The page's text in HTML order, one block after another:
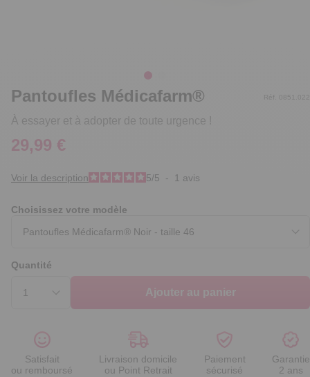
Pantoufles Médicafarm®
À essayer et à adopter de toute urgence !
Réf. 0851.022
29,99 €
Voir la description 5/5 - 1 avis
Choisissez votre modèle
Quantité
Ajouter au panier
Satisfait
ou remboursé
Livraison domicile
ou Point Retrait
Paiement
sécurisé
Garantie
2 ans